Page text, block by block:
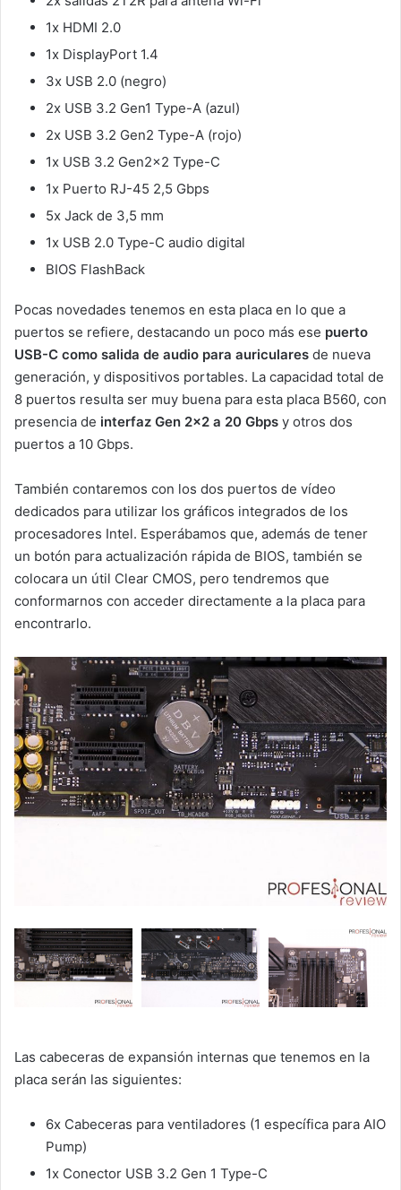
1x HDMI 2.0
1x DisplayPort 1.4
3x USB 2.0 (negro)
2x USB 3.2 Gen1 Type-A (azul)
2x USB 3.2 Gen2 Type-A (rojo)
1x USB 3.2 Gen2x2 Type-C
1x Puerto RJ-45 2,5 Gbps
5x Jack de 3,5 mm
1x USB 2.0 Type-C audio digital
BIOS FlashBack
Pocas novedades tenemos en esta placa en lo que a
puertos se refiere, destacando un poco más ese puerto
USB-C como salida de audio para auriculares de nueva
generación, y dispositivos portables. La capacidad total de
8 puertos resulta ser muy buena para esta placa B560, con
presencia de interfaz Gen 2×2 a 20 Gbps y otros dos
puertos a 10 Gbps.
También contaremos con los dos puertos de vídeo
dedicados para utilizar los gráficos integrados de los
procesadores Intel. Esperábamos que, además de tener
un botón para actualización rápida de BIOS, también se
colocara un útil Clear CMOS, pero tendremos que
conformarnos con acceder directamente a la placa para
encontrarlo.
Las cabeceras de expansión internas que tenemos en la
placa serán las siguientes:
6x Cabeceras para ventiladores (1 específica para AIO
Pump)
1x Conector USB 3.2 Gen 1 Type-C